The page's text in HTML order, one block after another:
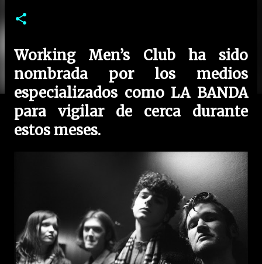
Working Men’s Club ha sido
nombrada por los medios
especializados como LA BANDA
para vigilar de cerca durante
estos meses.